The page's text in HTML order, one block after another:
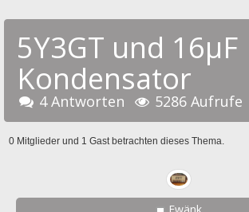
5Y3GT und 16µF
Kondensator
4 Antworten 5286 Aufrufe
0 Mitglieder und 1 Gast betrachten dieses Thema.